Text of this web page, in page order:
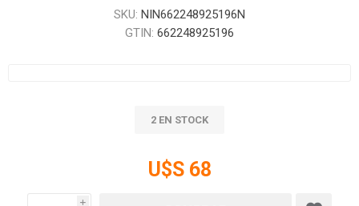
SKU: NIN662248925196N
GTIN: 662248925196
2 EN STOCK
U$S 68
i